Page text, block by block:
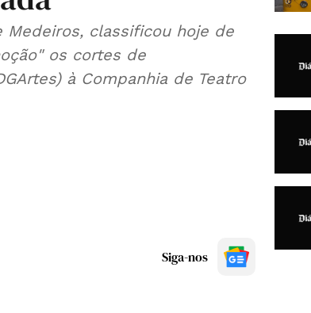
Medeiros, classificou hoje de
os cortes de
à Companhia de Teatro
Siga-nos